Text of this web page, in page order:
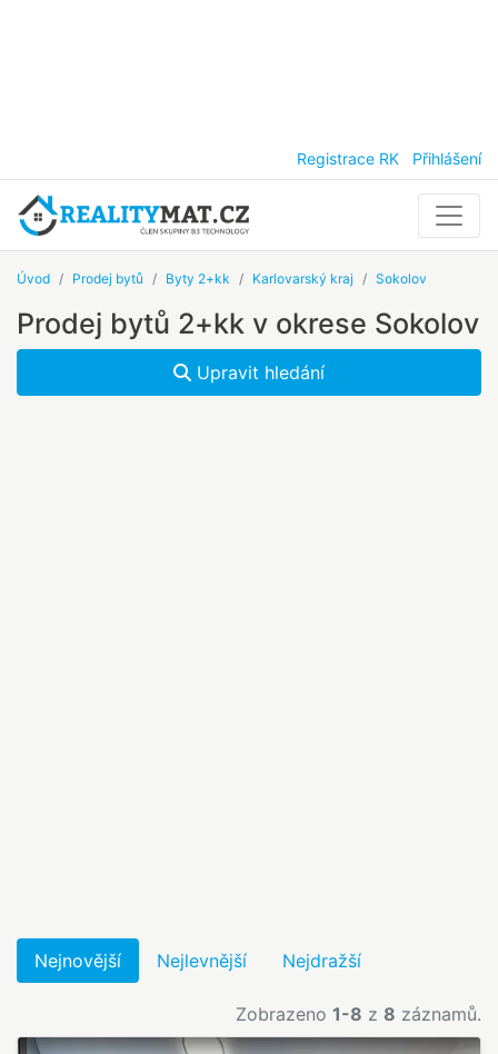
Registrace RK Přihlášení
Úvod Prodej bytů Byty 2+kk Karlovarský kraj Sokolov
Prodej bytů 2+kk v okrese Sokolov
Upravit hledání
Nejnovější Nejlevnější Nejdražší
Zobrazeno 1-8 z 8 záznamů.